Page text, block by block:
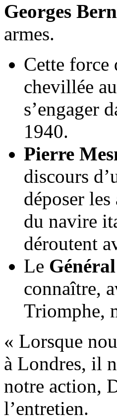
Georges
armes.
Cette force
chevillée
s’engager
1940.
Pierre
discours
déposer
du navire
déroutent
Le
connaître,
Triomphe,
« Lorsque
à Londres, il
notre action,
l’entretien.